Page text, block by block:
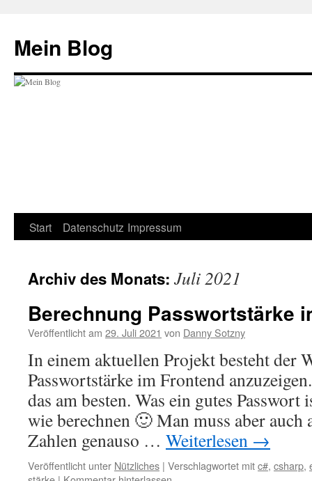
springen
Mein Blog
Start Datenschutz Impressum
Archiv des Monats: Juli 2021
Berechnung Passwortstärke
Veröffentlicht am 29. Juli 2021 von Danny Sotzny
In einem aktuellen Projekt besteht der
Passwortstärke im Frontend
das am besten. Was ein gutes Passwort
wie berechnen 🙂 Man muss aber auch
Zahlen genauso … Weiterlesen →
Veröffentlicht unter Nützliches | Verschlagwortet mitc#, csharp,